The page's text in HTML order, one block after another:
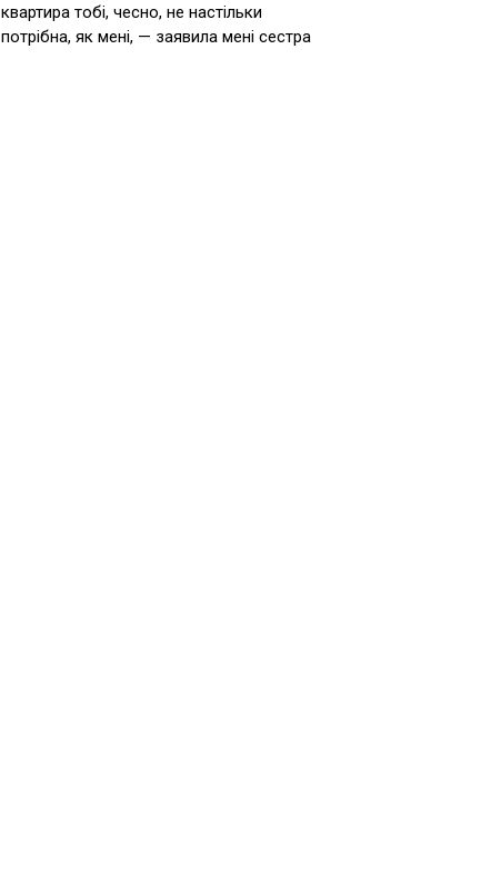
квартира тобі, чесно, не настільки
потрібна, як мені, — заявила мені сестра